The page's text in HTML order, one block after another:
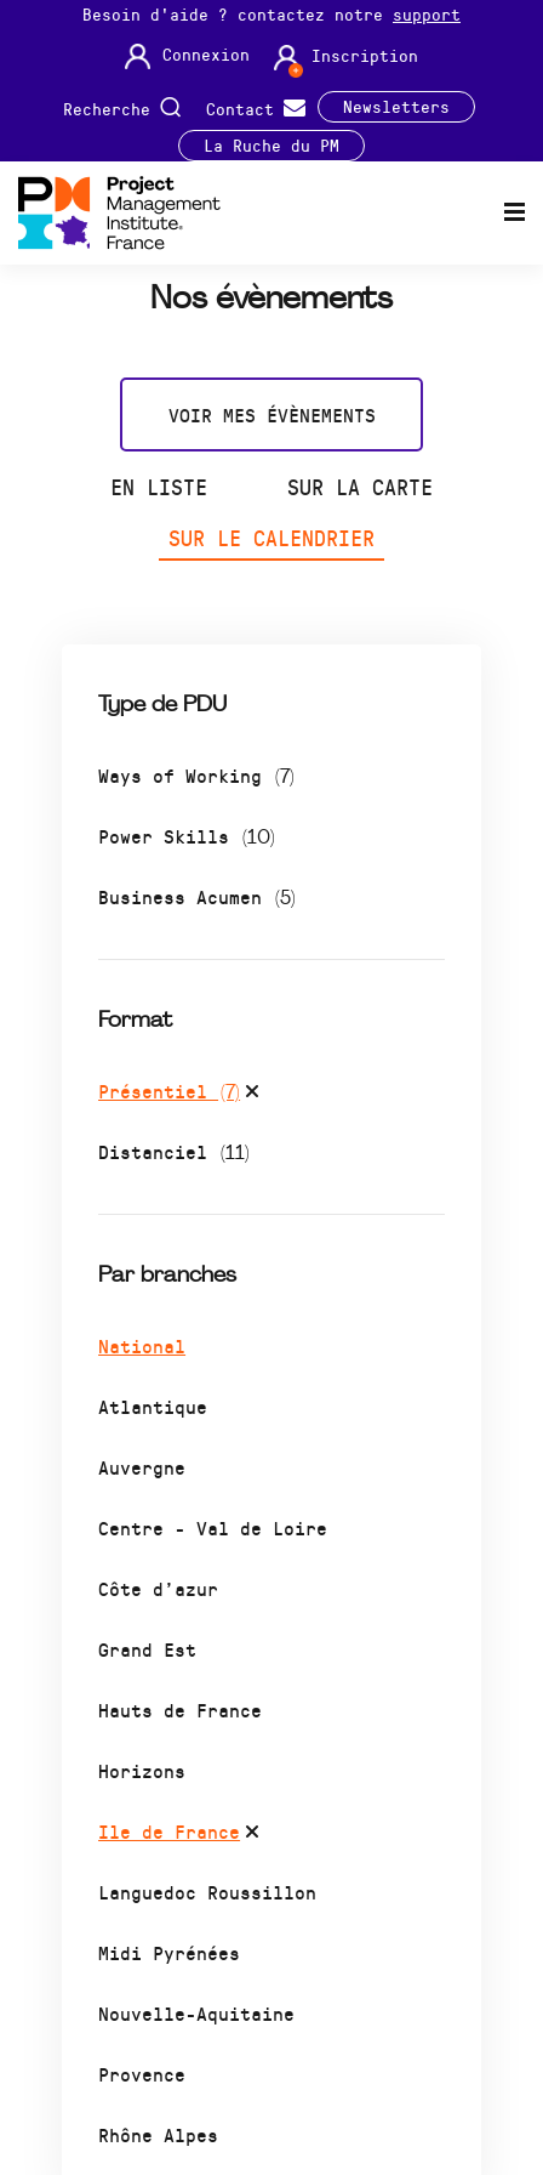
Besoin d'aide ? contactez notre support
Connexion
Inscription
Recherche Contact
Newsletters
La Ruche du PM
Nos évènements
VOIR MES ÉVÈNEMENTS
EN LISTE
SUR LA CARTE
SUR LE CALENDRIER
Type de PDU
Ways of Working (7)
Power Skills (10)
Business Acumen (5)
Format
Présentiel (7)
Distanciel (11)
Par branches
National
Atlantique
Auvergne
Centre - Val de Loire
Côte d’azur
Grand Est
Hauts de France
Horizons
Ile de France
Languedoc Roussillon
Midi Pyrénées
Nouvelle-Aquitaine
Provence
Rhône Alpes